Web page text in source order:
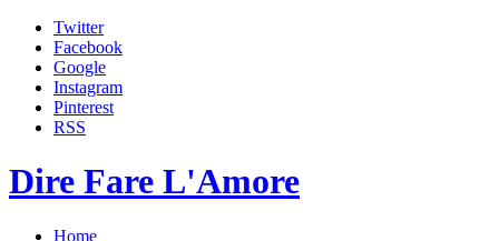
Twitter
Facebook
Google
Instagram
Pinterest
RSS
Dire Fare L'Amore
Home